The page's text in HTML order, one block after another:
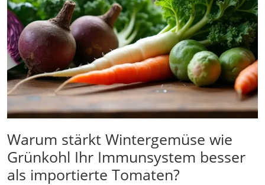
Warum stärkt Wintergemüse wie
Grünkohl Ihr Immunsystem besser
als importierte Tomaten?